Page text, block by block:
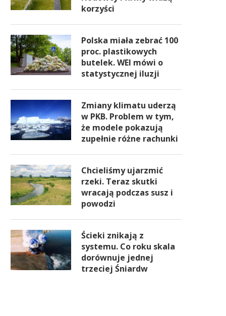
korzyści
Polska miała zebrać 100
proc. plastikowych
butelek. WEI mówi o
statystycznej iluzji
Zmiany klimatu uderzą
w PKB. Problem w tym,
że modele pokazują
zupełnie różne rachunki
Chcieliśmy ujarzmić
rzeki. Teraz skutki
wracają podczas susz i
powodzi
Ścieki znikają z
systemu. Co roku skala
dorównuje jednej
trzeciej Śniardw